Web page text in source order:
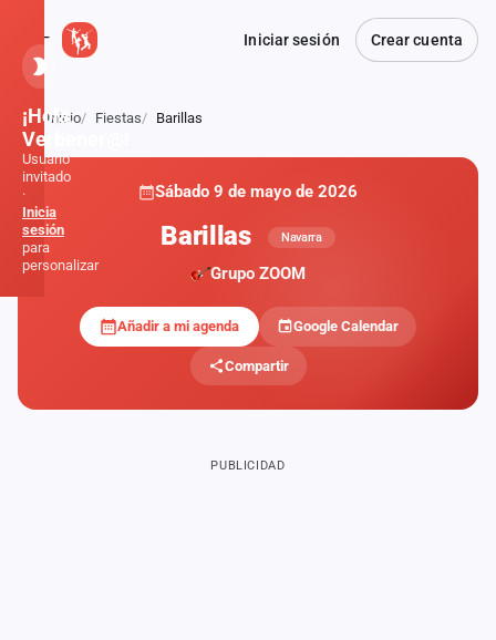
Iniciar sesión Crear cuenta
Atrás
Inicio Fiestas Barillas
Sábado 9 de mayo de 2026
Barillas Navarra
Grupo ZOOM
Añadir a mi agenda Google Calendar
Compartir
PUBLICIDAD
¡Hola,
Verbener@!
Usuario
invitado
·
Inicia
sesión
para
personalizar